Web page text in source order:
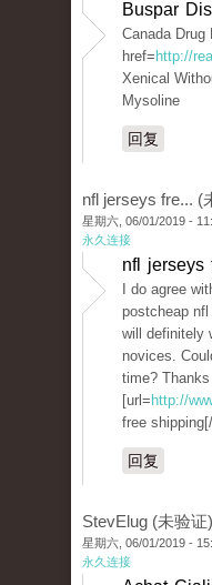
Buspar
Canada Drug
href= http://
Xenical
Mysoline
回复
nfl jerseys fre... (
星期六, 06/01/2019 -
永久连接
nfl jerseys
I do agree
postcheap
will definitely
novices.
time?
[url= http://
free
回复
StevElug (未验证)
星期六, 06/01/2019 -
永久连接